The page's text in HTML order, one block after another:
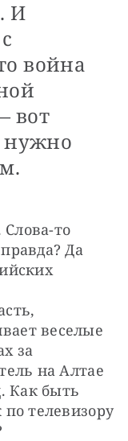
И
война
​вот
нужно
то
Да
веселые
за
на Алтае
Как быть
телевизору